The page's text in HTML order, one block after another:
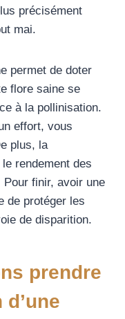
précisément
mai.
permet de doter
flore saine se
à la pollinisation.
effort, vous
plus, la
rendement des
finir, avoir une
de protéger les
de disparition.
prendre